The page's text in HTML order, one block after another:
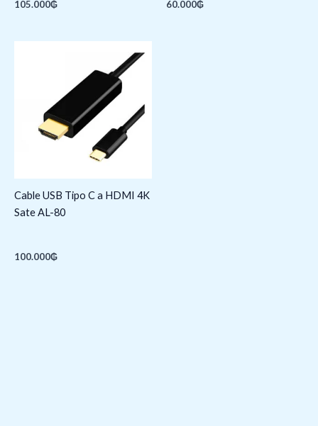
105.000₲ 60.000₲
Cable USB Tipo C a HDMI 4K
Sate AL-80
100.000₲